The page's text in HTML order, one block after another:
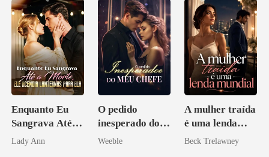
Enquanto Eu
Sangrava Até a
Morte, Ele
Lady Ann
O pedido
inesperado do
meu chefe
Weeble
A mulher traída
é uma lenda
mundial
Beck Trelawney